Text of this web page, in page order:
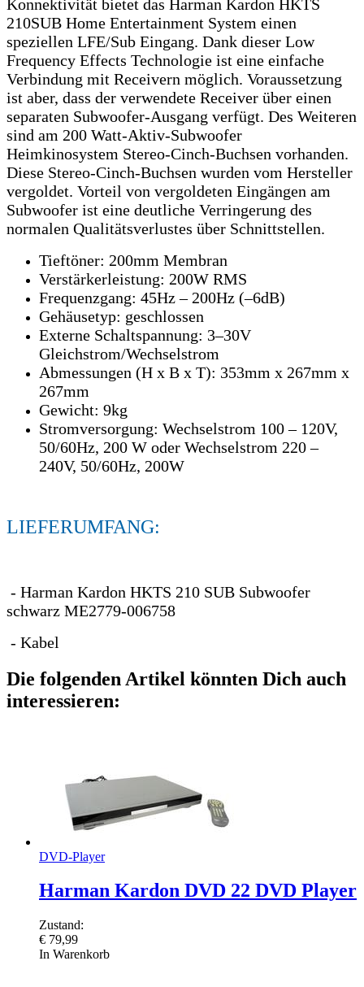
Konnektivität bietet das Harman Kardon HKTS
210SUB Home Entertainment System einen
speziellen LFE/Sub Eingang. Dank dieser Low
Frequency Effects Technologie ist eine einfache
Verbindung mit Receivern möglich. Voraussetzung
ist aber, dass der verwendete Receiver über einen
separaten Subwoofer-Ausgang verfügt. Des Weiteren
sind am 200 Watt-Aktiv-Subwoofer
Heimkinosystem Stereo-Cinch-Buchsen vorhanden.
Diese Stereo-Cinch-Buchsen wurden vom Hersteller
vergoldet. Vorteil von vergoldeten Eingängen am
Subwoofer ist eine deutliche Verringerung des
normalen Qualitätsverlustes über Schnittstellen.
Tieftöner: 200mm Membran
Verstärkerleistung: 200W RMS
Frequenzgang: 45Hz – 200Hz (–6dB)
Gehäusetyp: geschlossen
Externe Schaltspannung: 3–30V
Gleichstrom/Wechselstrom
Abmessungen (H x B x T): 353mm x 267mm x
267mm
Gewicht: 9kg
Stromversorgung: Wechselstrom 100 – 120V,
50/60Hz, 200 W oder Wechselstrom 220 –
240V, 50/60Hz, 200W
LIEFERUMFANG:
- Harman Kardon HKTS 210 SUB Subwoofer
schwarz ME2779-006758
- Kabel
Die folgenden Artikel könnten Dich auch
interessieren:
DVD-Player
Harman Kardon DVD 22 DVD Player
Zustand:
€ 79,99
In Warenkorb